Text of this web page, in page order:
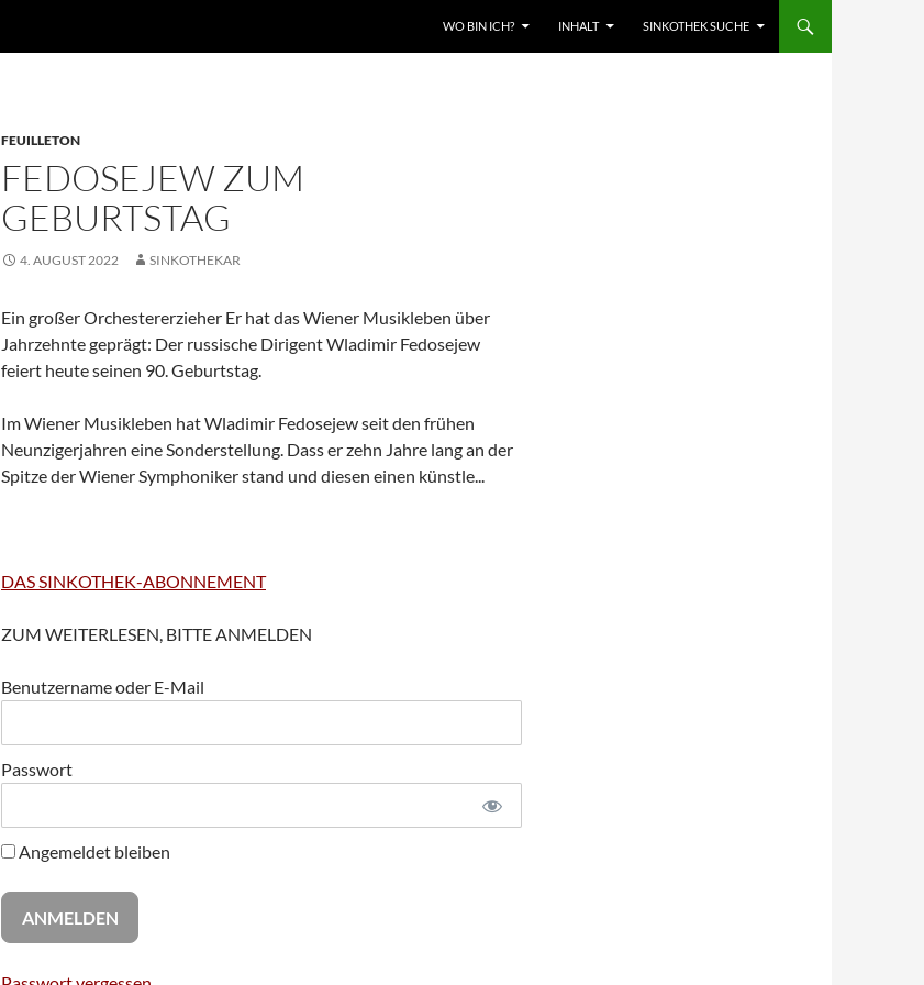
WO BIN ICH? INHALT SINKOTHEK SUCHE
FEUILLETON
FEDOSEJEW ZUM
GEBURTSTAG
4. AUGUST 2022 SINKOTHEKAR
Ein großer Orchestererzieher Er hat das Wiener Musikleben über
Jahrzehnte geprägt: Der russische Dirigent Wladimir Fedosejew
feiert heute seinen 90. Geburtstag.
Im Wiener Musikleben hat Wladimir Fedosejew seit den frühen
Neunzigerjahren eine Sonderstellung. Dass er zehn Jahre lang an der
Spitze der Wiener Symphoniker stand und diesen einen künstle...
DAS SINKOTHEK-ABONNEMENT
ZUM WEITERLESEN, BITTE ANMELDEN
Benutzername oder E-Mail
Passwort
Angemeldet bleiben